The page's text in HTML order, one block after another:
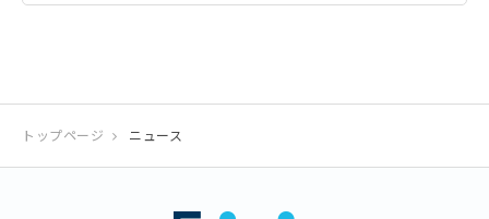
トップページ ニュース